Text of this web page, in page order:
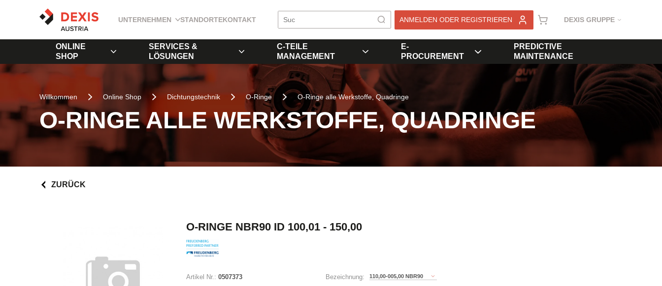
UNTERNEHMEN STANDORTEKONTAKT ANMELDEN ODER REGISTRIEREN DEXIS GRUPPE
ONLINE
SHOP
SERVICES &
LÖSUNGEN
C-TEILE
MANAGEMENT
E-
PROCUREMENT
PREDICTIVE
MAINTENANCE
Willkommen Online Shop Dichtungstechnik O-Ringe O-Ringe alle Werkstoffe, Quadringe
O-RINGE ALLE WERKSTOFFE, QUADRINGE
ZURÜCK
O-RINGE NBR90 ID 100,01 - 150,00
Artikel Nr.: 0507373
Bezeichnung: 110,00-005,00 NBR90